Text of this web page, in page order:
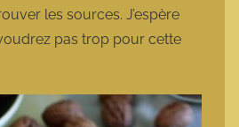
les sources. J’espère
pas trop pour cette